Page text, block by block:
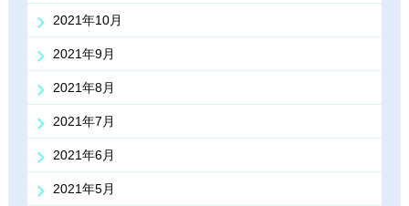
2021年10月
2021年9月
2021年8月
2021年7月
2021年6月
2021年5月